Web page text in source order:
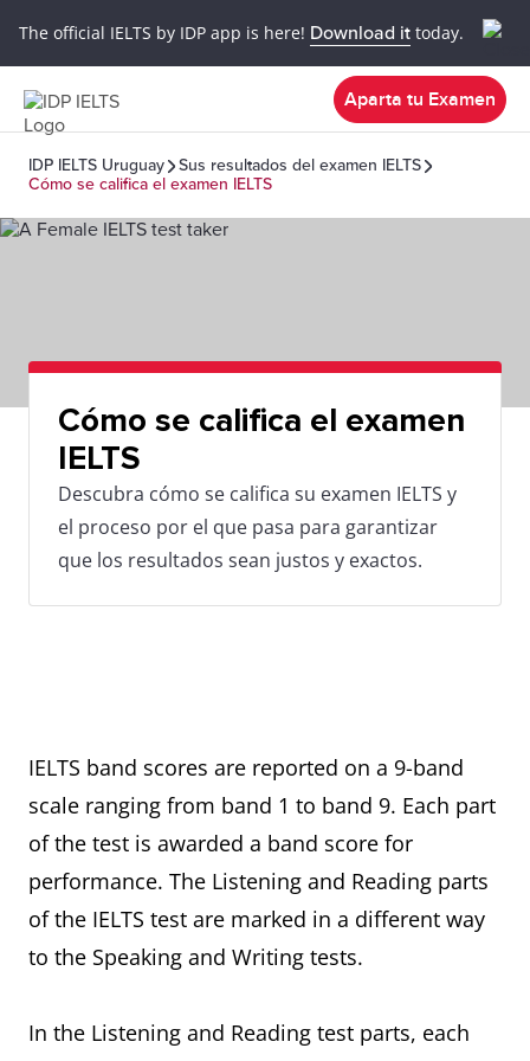
The official IELTS by IDP app is here! Download it today.
Aparta tu Examen
IDP IELTS Uruguay
Sus resultados del examen IELTS
Cómo se califica el examen IELTS
Cómo se califica el examen
IELTS
Descubra cómo se califica su examen IELTS y
el proceso por el que pasa para garantizar
que los resultados sean justos y exactos.
IELTS band scores are reported on a 9-band
scale ranging from band 1 to band 9. Each part
of the test is awarded a band score for
performance. The Listening and Reading parts
of the IELTS test are marked in a different way
to the Speaking and Writing tests.
In the Listening and Reading test parts, each